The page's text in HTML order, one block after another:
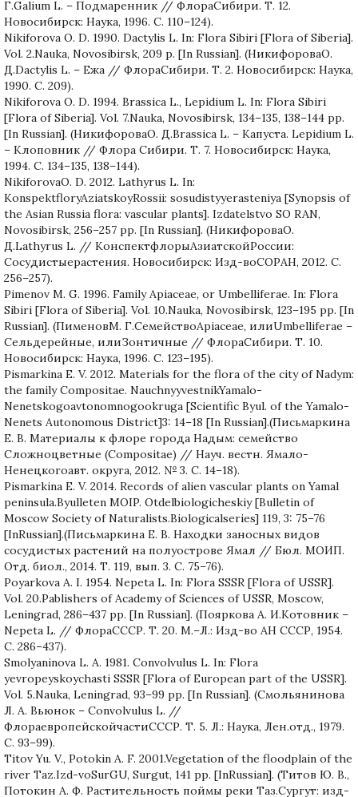
Г.Galium L. – Подмаренник // ФлораСибири. Т. 12.
Новосибирск: Наука, 1996. С. 110–124).
Nikiforova O. D. 1990. Dactylis L. In: Flora Sibiri [Flora of Siberia].
Vol. 2.Nauka, Novosibirsk, 209 p. [In Russian]. (НикифороваО.
Д.Dactylis L. – Ежа // ФлораСибири. Т. 2. Новосибирск: Наука,
1990. С. 209).
Nikiforova O. D. 1994. Brassica L., Lepidium L. In: Flora Sibiri
[Flora of Siberia]. Vol. 7.Nauka, Novosibirsk, 134–135, 138–144 pp.
[In Russian]. (НикифороваО. Д.Brassica L. – Капуста. Lepidium L.
– Клоповник // Флора Сибири. Т. 7. Новосибирск: Наука,
1994. С. 134–135, 138–144).
NikiforovaO. D. 2012. Lathyrus L. In:
KonspektfloryAziatskoyRossii: sosudistyyerasteniya [Synopsis of
the Asian Russia flora: vascular plants]. Izdatelstvo SO RAN,
Novosibirsk, 256–257 pp. [In Russian]. (НикифороваО.
Д.Lathyrus L. // КонспектфлорыАзиатскойРоссии:
Сосудистыерастения. Новосибирск: Изд-воСОРАН, 2012. С.
256–257).
Pimenov M. G. 1996. Family Apiaceae, or Umbelliferae. In: Flora
Sibiri [Flora of Siberia]. Vol. 10.Nauka, Novosibirsk, 123–195 pp. [In
Russian]. (ПименовМ. Г.СемействоApiaceae, илиUmbelliferae –
Сельдерейные, илиЗонтичные // ФлораСибири. Т. 10.
Новосибирск: Наука, 1996. С. 123–195).
Pismarkina E. V. 2012. Materials for the flora of the city of Nadym:
the family Compositae. NauchnyyvestnikYamalo-
Nenetskogoavtonomnogookruga [Scientific Byul. of the Yamalo-
Nenets Autonomous District]3: 14–18 [In Russian].(Письмаркина
Е. В. Материалы к флоре города Надым: семейство
Сложноцветные (Сompositae) // Науч. вестн. Ямало-
Ненецкогоавт. округа, 2012. № 3. С. 14–18).
Pismarkina E. V. 2014. Records of alien vascular plants on Yamal
peninsula.Byulleten MOIP. Otdelbiologicheskiy [Bulletin of
Moscow Society of Naturalists.Biologicalseries] 119, 3: 75–76
[InRussian].(Письмаркина Е. В. Находки заносных видов
сосудистых растений на полуострове Ямал // Бюл. МОИП.
Отд. биол., 2014. Т. 119, вып. 3. С. 75–76).
Poyarkova A. I. 1954. Nepeta L. In: Flora SSSR [Flora of USSR].
Vol. 20.Pablishers of Academy of Sciences of USSR, Moscow,
Leningrad, 286–437 pp. [In Russian]. (Пояркова А. И.Котовник –
Nepeta L. // ФлораСССР. Т. 20. М.–Л.: Изд-во АН СССР, 1954.
С. 286–437).
Smolyaninova L. A. 1981. Convolvulus L. In: Flora
yevropeyskoychasti SSSR [Flora of European part of the USSR].
Vol. 5.Nauka, Leningrad, 93–99 pp. [In Russian]. (Смольянинова
Л. А. Вьюнок – Convolvulus L. //
ФлораевропейскойчастиСССР. Т. 5. Л.: Наука, Лен.отд., 1979.
С. 93–99).
Titov Yu. V., Potokin A. F. 2001.Vegetation of the floodplain of the
river Taz.Izd-voSurGU, Surgut, 141 pp. [InRussian]. (Титов Ю. В.,
Потокин А. Ф. Растительность поймы реки Таз.Сургут: изд-